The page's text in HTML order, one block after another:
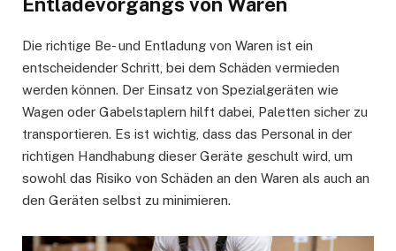
Entladevorgangs von Waren
Die richtige Be- und Entladung von Waren ist ein
entscheidender Schritt, bei dem Schäden vermieden
werden können. Der Einsatz von Spezialgeräten wie
Wagen oder Gabelstaplern hilft dabei, Paletten sicher zu
transportieren. Es ist wichtig, dass das Personal in der
richtigen Handhabung dieser Geräte geschult wird, um
sowohl das Risiko von Schäden an den Waren als auch an
den Geräten selbst zu minimieren.